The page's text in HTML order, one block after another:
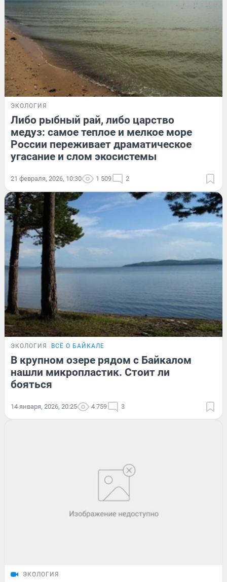
ЭКОЛОГИЯ
Либо рыбный рай, либо царство
медуз: самое теплое и мелкое море
России переживает драматическое
угасание и слом экосистемы
21 февраля, 2026, 10:30 1 509 2
ЭКОЛОГИЯ ВСЁ О БАЙКАЛЕ
В крупном озере рядом с Байкалом
нашли микропластик. Стоит ли
бояться
14 января, 2026, 20:25 4 759 3
ЭКОЛОГИЯ